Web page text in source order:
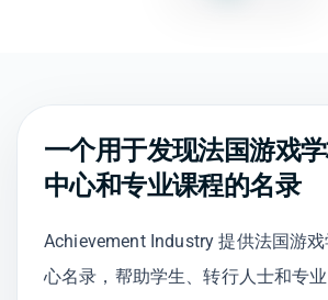
一个用于发现法国游戏
中心和专业课程的名录
Achievement Industry 提供法国游
心名录，帮助学生、转行人士和专